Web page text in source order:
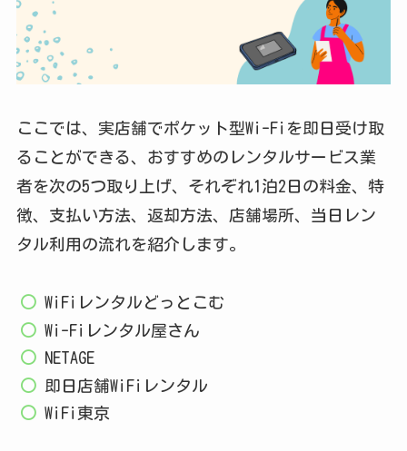
ここでは、実店舗でポケット型Wi-Fiを即日受け取
ることができる、おすすめのレンタルサービス業
者を次の5つ取り上げ、それぞれ1泊2日の料金、特
徴、支払い方法、返却方法、店舗場所、当日レン
タル利用の流れを紹介します。
WiFiレンタルどっとこむ
Wi-Fiレンタル屋さん
NETAGE
即日店舗WiFiレンタル
WiFi東京